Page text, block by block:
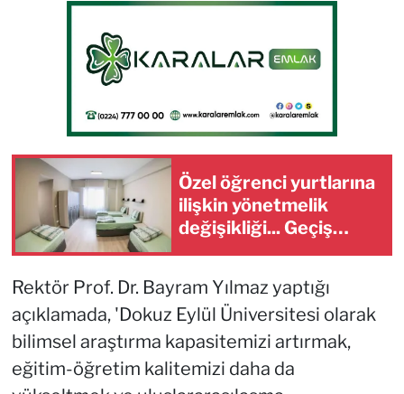
Özel öğrenci yurtlarına
ilişkin yönetmelik
değişikliği... Geçiş
Rektör Prof. Dr. Bayram Yılmaz yaptığı
açıklamada, 'Dokuz Eylül Üniversitesi olarak
bilimsel araştırma kapasitemizi artırmak,
eğitim-öğretim kalitemizi daha da